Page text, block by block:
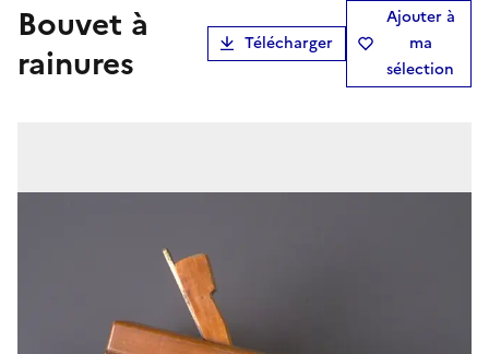
bouvet à
rainures
Télécharger
Ajouter à
ma
sélection